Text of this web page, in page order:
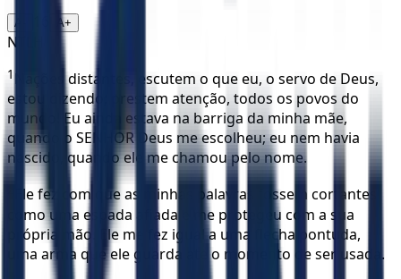
A- A+
NTLH
1 Nações distantes, escutem o que eu, o servo de Deus,
estou dizendo; prestem atenção, todos os povos do
mundo! Eu ainda estava na barriga da minha mãe,
quando o SENHOR Deus me escolheu; eu nem havia
nascido, quando ele me chamou pelo nome.
Ele fez com que as minhas palavras fossem cortantes
como uma espada afiada e me protegeu com a sua
própria mão. Ele me fez igual a uma flecha pontuda,
uma arma que ele guarda até o momento de ser usada.